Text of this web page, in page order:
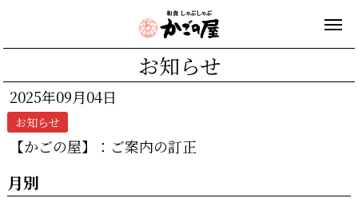
お知らせ
2025年09月04日
お知らせ
【かごの屋】：ご案内の訂正
月別